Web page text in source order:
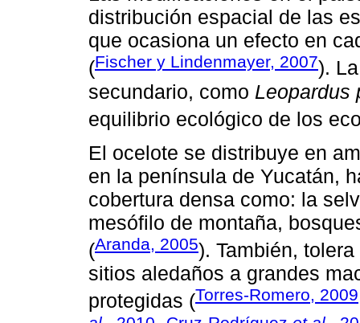
distribución espacial de las
que ocasiona un efecto en
(Fischer y Lindenmayer, 2007).
secundario, como Leopardus
equilibrio ecológico de los
El ocelote se distribuye en
en la península de Yucatán,
cobertura densa como: la
mesófilo de montaña,
(Aranda, 2005). También,
sitios aledaños a grandes
protegidas (Torres-Romero, 2009